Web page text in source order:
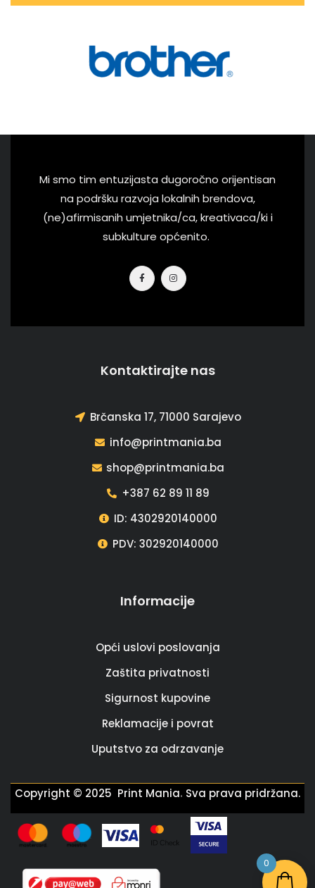
Mi smo tim entuzijasta dugoročno orijentisan
na podršku razvoja lokalnih brendova,
(ne)afirmisanih umjetnika/ca, kreativaca/ki i
subkulture općenito.
Kontaktirajte nas
Brčanska 17, 71000 Sarajevo
info@printmania.ba
shop@printmania.ba
+387 62 89 11 89
ID: 4302920140000
PDV: 302920140000
Informacije
Opći uslovi poslovanja
Zaštita privatnosti
Sigurnost kupovine
Reklamacije i povrat
Uputstvo za odrzavanje
Copyright © 2025 Print Mania. Sva prava pridržana.
0